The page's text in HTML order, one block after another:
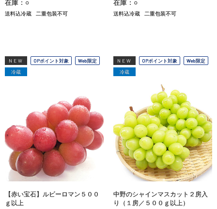
在庫：○
送料込冷蔵 二重包装不可
在庫：○
送料込冷蔵 二重包装不可
NEW OPポイント対象
Web限定
冷蔵
【赤い宝石】ルビーロマン５００
ｇ以上
NEW OPポイント対象
Web限定
冷蔵
中野のシャインマスカット２房入
り（１房／５００ｇ以上）